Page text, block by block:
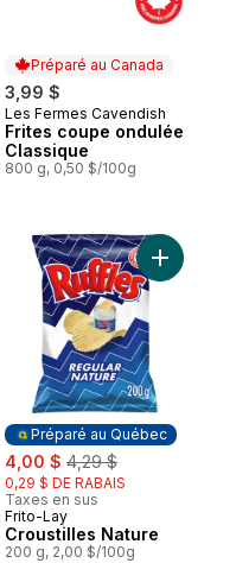
Préparé au Canada
3,99 $
Préparé au Canada
Les Fermes Cavendish
Frites coupe ondulée
Classique
800 g, 0,50 $/100g
de tomate pure au panier
Préparé au Québec
sale:
4,00 $ , formerly:
4,29 $
0,29 $ DE RABAIS
Taxes en sus
Préparé au Québec
Frito-Lay
Croustilles Nature
200 g, 2,00 $/100g
Ajouter